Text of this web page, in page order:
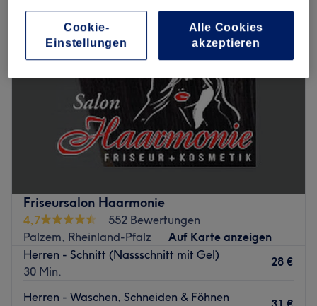
Friseursalon Haarmonie
4,7
552 Bewertungen
Palzem, Rheinland-Pfalz
Auf Karte anzeigen
Herren - Schnitt (Nassschnitt mit Gel)
30 Min.
28 €
Herren - Waschen, Schneiden & Föhnen
Cookie-
Einstellungen
Alle Cookies
akzeptieren